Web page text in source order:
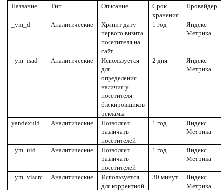
Название Тип Описание
Срок
хранения
Провайдер
_ym_d Аналитические
Хранит дату
первого визита
посетителя на
сайт
1 год
Яндекс
Метрика
_ym_isad Аналитические
Используется
для
определения
наличия у
посетителя
блокировщиков
рекламы
2 дня
Яндекс
Метрика
yandexuid Аналитические
Позволяет
различать
посетителей
1 год
Яндекс
Метрика
_ym_uid Аналитические
Позволяет
различать
посетителей
1 год
Яндекс
Метрика
_ym_visorc Аналитические
Используется
для корректной
30 минут
Яндекс
Метрика